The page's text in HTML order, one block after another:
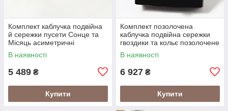
Комплект каблучка подвійна
й сережки пусети Сонце та
Місяць асиметричні
В наявності
5 489 ₴
Купити
Комплект позолочена
каблучка подвійна сережки
гвоздики та кольє позолочене
з білими фіанітами
В наявності
6 927 ₴
Купити